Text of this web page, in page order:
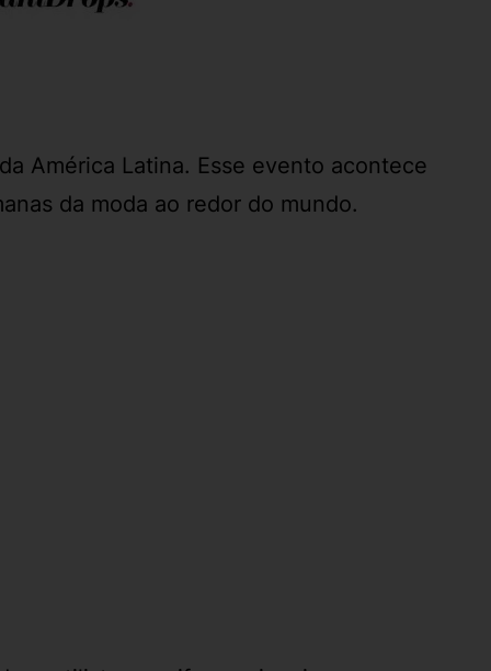
América Latina. Esse evento acontece
da moda ao redor do mundo.